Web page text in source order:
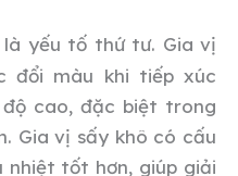
yếu tố thứ tư. Gia vị
đổi màu khi tiếp xúc
cao, đặc biệt trong
Gia vị sấy khô có cấu
nhiệt tốt hơn, giúp giải